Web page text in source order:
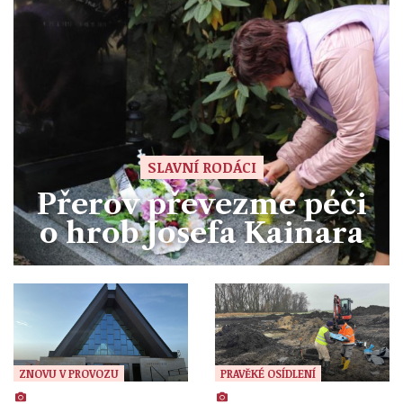
SLAVNÍ RODÁCI
Přerov převezme péči
o hrob Josefa Kainara
ZNOVU V PROVOZU PRAVĚKÉ OSÍDLENÍ